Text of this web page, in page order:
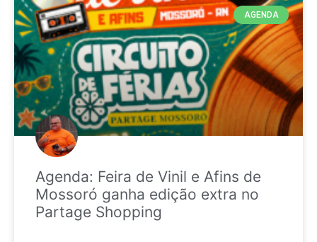
AGENDA
Agenda: Feira de Vinil e Afins de
Mossoró ganha edição extra no
Partage Shopping